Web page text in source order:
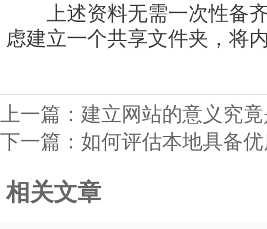
上述资料无需一次性备齐
虑建立一个共享文件夹，将
上一篇： 建立网站的意义究
下一篇： 如何评估本地具备
相关文章